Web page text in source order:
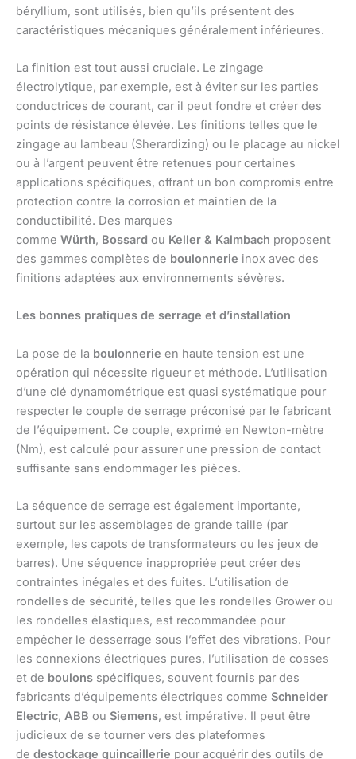
béryllium, sont utilisés, bien qu’ils présentent des
caractéristiques mécaniques généralement inférieures.
La finition est tout aussi cruciale. Le zingage
électrolytique, par exemple, est à éviter sur les parties
conductrices de courant, car il peut fondre et créer des
points de résistance élevée. Les finitions telles que le
zingage au lambeau (Sherardizing) ou le placage au nickel
ou à l’argent peuvent être retenues pour certaines
applications spécifiques, offrant un bon compromis entre
protection contre la corrosion et maintien de la
conductibilité. Des marques
comme Würth, Bossard ou Keller & Kalmbach proposent
des gammes complètes de boulonnerie inox avec des
finitions adaptées aux environnements sévères.
Les bonnes pratiques de serrage et d’installation
La pose de la boulonnerie en haute tension est une
opération qui nécessite rigueur et méthode. L’utilisation
d’une clé dynamométrique est quasi systématique pour
respecter le couple de serrage préconisé par le fabricant
de l’équipement. Ce couple, exprimé en Newton-mètre
(Nm), est calculé pour assurer une pression de contact
suffisante sans endommager les pièces.
La séquence de serrage est également importante,
surtout sur les assemblages de grande taille (par
exemple, les capots de transformateurs ou les jeux de
barres). Une séquence inappropriée peut créer des
contraintes inégales et des fuites. L’utilisation de
rondelles de sécurité, telles que les rondelles Grower ou
les rondelles élastiques, est recommandée pour
empêcher le desserrage sous l’effet des vibrations. Pour
les connexions électriques pures, l’utilisation de cosses
et de boulons spécifiques, souvent fournis par des
fabricants d’équipements électriques comme Schneider
Electric, ABB ou Siemens, est impérative. Il peut être
judicieux de se tourner vers des plateformes
de destockage quincaillerie pour acquérir des outils de